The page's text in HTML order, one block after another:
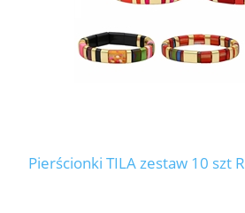
Pierścionki TILA zestaw 10 szt